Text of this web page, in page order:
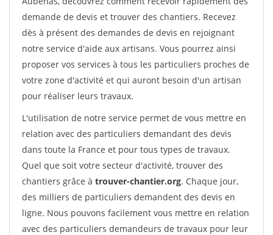
demande de devis et trouver des chantiers. Recevez
dès à présent des demandes de devis en rejoignant
notre service d'aide aux artisans. Vous pourrez ainsi
proposer vos services à tous les particuliers proches de
votre zone d'activité et qui auront besoin d'un artisan
pour réaliser leurs travaux.
L'utilisation de notre service permet de vous mettre en
relation avec des particuliers demandant des devis
dans toute la France et pour tous types de travaux.
Quel que soit votre secteur d'activité, trouver des
chantiers grâce à trouver-chantier.org. Chaque jour,
des milliers de particuliers demandent des devis en
ligne. Nous pouvons facilement vous mettre en relation
avec des particuliers demandeurs de travaux pour leur